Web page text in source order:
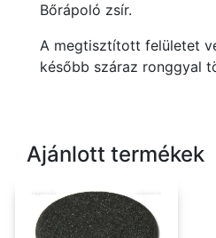
Bőrápoló zsír.
A megtisztított felületet
később száraz ronggyal
Ajánlott termékek